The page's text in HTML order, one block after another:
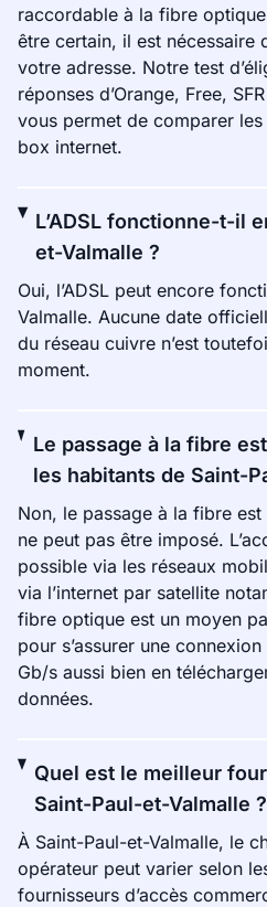
raccordable à la fibre
être certain, il est nécessaire
votre adresse. Notre test
réponses d’Orange, Free,
vous permet de comparer
box internet.
L’ADSL fonctionne-t-il
et-Valmalle ?
Oui, l’ADSL peut encore
Valmalle. Aucune date
du réseau cuivre n’est
moment.
Le passage à la fibre
les habitants de Saint-
Non, le passage à la fibre
ne peut pas être imposé.
possible via les réseaux
via l’internet par satellite
fibre optique est un moyen
pour s’assurer une
Gb/s aussi bien en
données.
Quel est le meilleur
Saint-Paul-et-Valmalle ?
À Saint-Paul-et-Valmalle, le
opérateur peut varier selon
fournisseurs d’accès